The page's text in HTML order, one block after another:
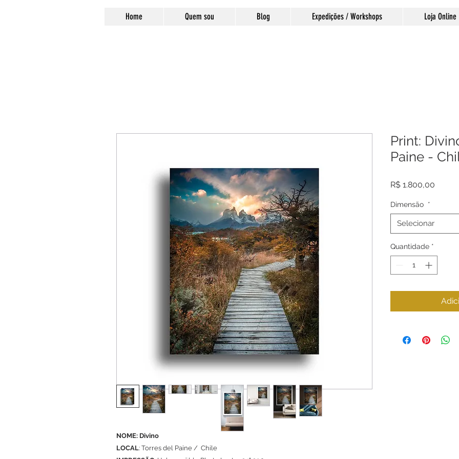
Home Quem sou Blog Expedições / Workshops Loja Online
NOME: Divino
LOCAL: Torres del Paine / Chile
Print:
Paine -
R$ 1.800,00
Dimensão *
Selecionar
Quantidade *